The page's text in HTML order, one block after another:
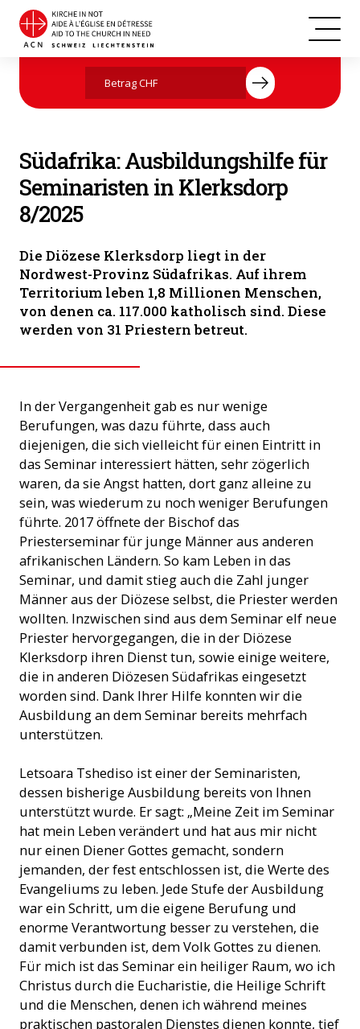
Südafrika
Jetzt mit Ihrer Spende helfen
Südafrika: Ausbildungshilfe für
Seminaristen in Klerksdorp
8/2025
Die Diözese Klerksdorp liegt in der
Nordwest-Provinz Südafrikas. Auf ihrem
Territorium leben 1,8 Millionen Menschen,
von denen ca. 117.000 katholisch sind. Diese
werden von 31 Priestern betreut.
In der Vergangenheit gab es nur wenige
Berufungen, was dazu führte, dass auch
diejenigen, die sich vielleicht für einen Eintritt in
das Seminar interessiert hätten, sehr zögerlich
waren, da sie Angst hatten, dort ganz alleine zu
sein, was wiederum zu noch weniger Berufungen
führte. 2017 öffnete der Bischof das
Priesterseminar für junge Männer aus anderen
afrikanischen Ländern. So kam Leben in das
Seminar, und damit stieg auch die Zahl junger
Männer aus der Diözese selbst, die Priester werden
wollten. Inzwischen sind aus dem Seminar elf neue
Priester hervorgegangen, die in der Diözese
Klerksdorp ihren Dienst tun, sowie einige weitere,
die in anderen Diözesen Südafrikas eingesetzt
worden sind. Dank Ihrer Hilfe konnten wir die
Ausbildung an dem Seminar bereits mehrfach
unterstützen.
Letsoara Tshediso ist einer der Seminaristen,
dessen bisherige Ausbildung bereits von Ihnen
unterstützt wurde. Er sagt: „Meine Zeit im Seminar
hat mein Leben verändert und hat aus mir nicht
nur einen Diener Gottes gemacht, sondern
jemanden, der fest entschlossen ist, die Werte des
Evangeliums zu leben. Jede Stufe der Ausbildung
war ein Schritt, um die eigene Berufung und
enorme Verantwortung besser zu verstehen, die
damit verbunden ist, dem Volk Gottes zu dienen.
Für mich ist das Seminar ein heiliger Raum, wo ich
Christus durch die Eucharistie, die Heilige Schrift
und die Menschen, denen ich während meines
praktischen pastoralen Dienstes dienen konnte, tief